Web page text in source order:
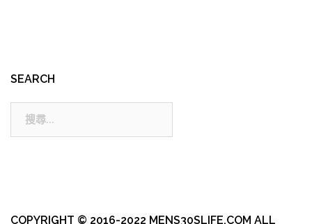
SEARCH
COPYRIGHT © 2016-2022 MENS30SLIFE.COM ALL